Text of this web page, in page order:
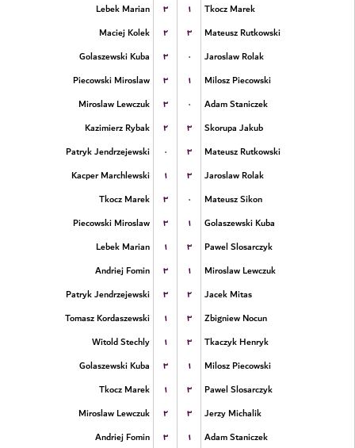
Lebek Marian
۳ ۱
Tkocz Marek
Maciej Kolek
۲ ۳
Mateusz Rutkowski
Golaszewski Kuba
۳ ۰
Jaroslaw Rolak
Piecowski Miroslaw
۳ ۱
Milosz Piecowski
Miroslaw Lewczuk
۳ ۰
Adam Staniczek
Kazimierz Rybak
۲ ۳
Skorupa Jakub
Patryk Jendrzejewski
۰ ۳
Mateusz Rutkowski
Kacper Marchlewski
۱ ۳
Jaroslaw Rolak
Tkocz Marek
۳ ۰
Mateusz Sikon
Piecowski Miroslaw
۳ ۱
Golaszewski Kuba
Lebek Marian
۱ ۳
Pawel Slosarczyk
Andriej Fomin
۳ ۱
Miroslaw Lewczuk
Patryk Jendrzejewski
۳ ۲
Jacek Mitas
Tomasz Kordaszewski
۱ ۳
Zbigniew Nocun
Witold Stechly
۱ ۳
Tkaczyk Henryk
Golaszewski Kuba
۳ ۱
Milosz Piecowski
Tkocz Marek
۱ ۳
Pawel Slosarczyk
Miroslaw Lewczuk
۲ ۳
Jerzy Michalik
Andriej Fomin
۳ ۱
Adam Staniczek